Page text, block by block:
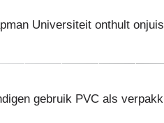
Universiteit onthult
gebruik PVC als